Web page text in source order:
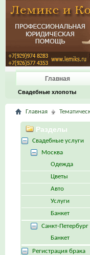
Главная
Свадебные хлопоты
Главная
Разделы
Свадебные услуги
Москва
Одежда
Цветы
Авто
Услуги
Банкет
Санкт-Петербург
Банкет
Регистрация брака